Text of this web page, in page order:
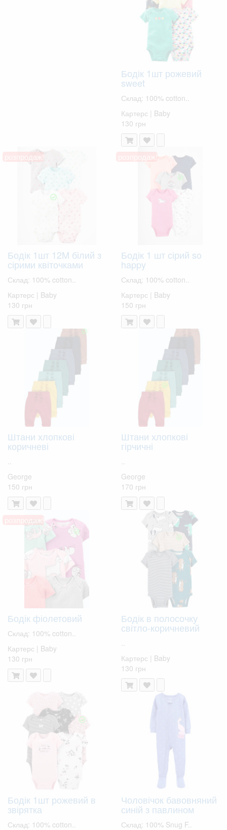
Бодік 1шт рожевий
sweet
Склад: 100% cotton..
Картерс | Baby
130 грн
розпродаж!
Бодік 1шт 12M білий з
сірими квіточками
Склад: 100% cotton..
Картерс | Baby
130 грн
розпродаж!
Бодік 1 шт сірий so
happy
Склад: 100% cotton..
Картерс | Baby
150 грн
Штани хлопкові
коричневі
George
150 грн
Штани хлопкові
гірчичні
George
170 грн
розпродаж!
Бодік фіолетовий
Склад: 100% cotton..
Картерс | Baby
130 грн
Бодік в полосочку
світло-коричневий
Картерс | Baby
130 грн
Бодік 1шт рожевий в
звірятка
Склад: 100% cotton..
Чоловічок бавовняний
синій з павлином
Склад: 100% Snug F..